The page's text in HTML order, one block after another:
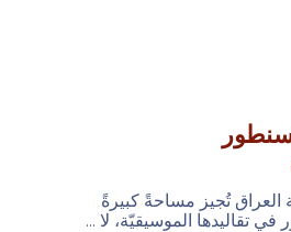
تُجيز مساحةً كبيرةً
تقاليدها الموسيقيّة، لا ...